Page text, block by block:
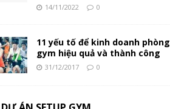
14/11/2022 0
11 yếu tố để kinh doanh phòng
gym hiệu quả và thành công
31/12/2017 0